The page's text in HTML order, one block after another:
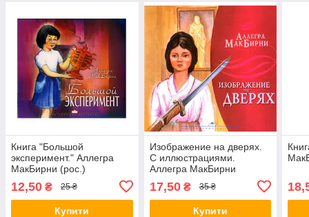
Книга "Большой
эксперимент." Аллегра
МакБирни (рос.)
12,50 ₴ 25 ₴
Купити
Изображение на дверях.
С иллюстрациями.
Аллегра МакБирни
17,50₴ 35 ₴
Купити